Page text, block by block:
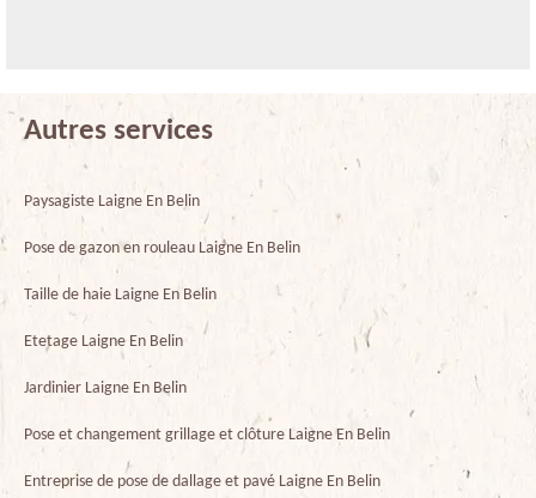
Autres services
Paysagiste Laigne En Belin
Pose de gazon en rouleau Laigne En Belin
Taille de haie Laigne En Belin
Etetage Laigne En Belin
Jardinier Laigne En Belin
Pose et changement grillage et clôture Laigne En Belin
Entreprise de pose de dallage et pavé Laigne En Belin